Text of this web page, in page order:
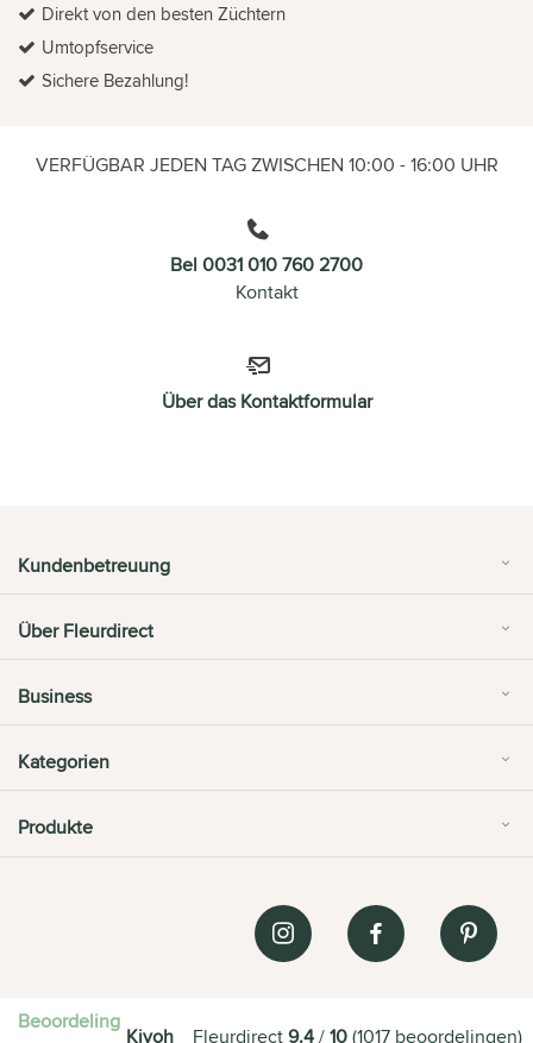
Direkt von den besten Züchtern
Umtopfservice
Sichere Bezahlung!
VERFÜGBAR JEDEN TAG ZWISCHEN 10:00 - 16:00 UHR
Bel 0031 010 760 2700
Kontakt
Über das Kontaktformular
Kundenbetreuung
Über Fleurdirect
Business
Kategorien
Produkte
Beoordeling
Kiyoh Fleurdirect9.4/10(1017 beoordelingen)